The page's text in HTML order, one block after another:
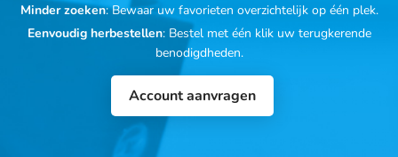
Minder zoeken: Bewaar uw favorieten overzichtelijk op één plek.
Eenvoudig herbestellen: Bestel met één klik uw terugkerende
benodigdheden.
Account aanvragen